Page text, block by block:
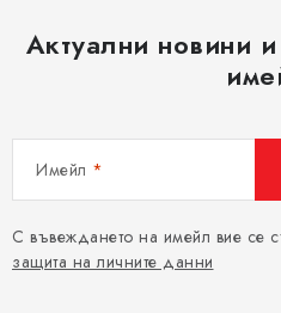
Актуални новини
Имейл
С въвеждането на имейл вие се
защита на личните данни